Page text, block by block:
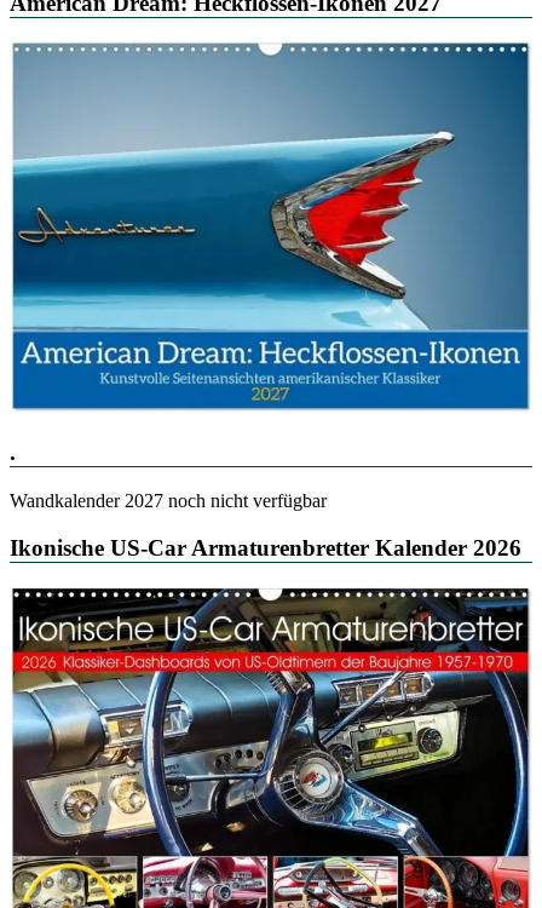
.
Wandkalender 2027 noch nicht verfügbar
Ikonische US-Car Armaturenbretter Kalender 2026